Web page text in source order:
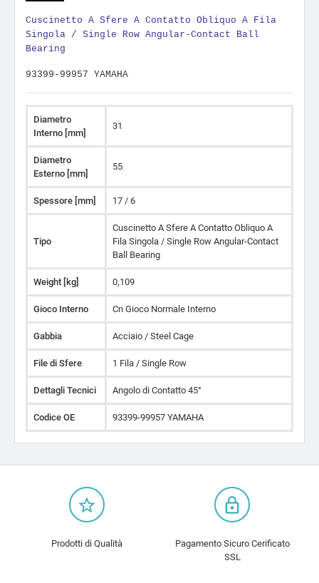
Cuscinetto A Sfere A Contatto Obliquo A Fila
Singola / Single Row Angular-Contact Ball
Bearing
93399-99957 YAMAHA
Diametro
Interno [mm]
31
Diametro
Esterno [mm]
55
Spessore [mm] 17 / 6
Tipo
Cuscinetto A Sfere A Contatto Obliquo A
Fila Singola / Single Row Angular-Contact
Ball Bearing
Weight [kg] 0,109
Gioco Interno Cn Gioco Normale Interno
Gabbia Acciaio / Steel Cage
File di Sfere 1 Fila / Single Row
Dettagli Tecnici Angolo di Contatto 45°
Codice OE 93399-99957 YAMAHA
star_border
Prodotti di Qualità
lock_outline
Pagamento Sicuro Cerificato
SSL